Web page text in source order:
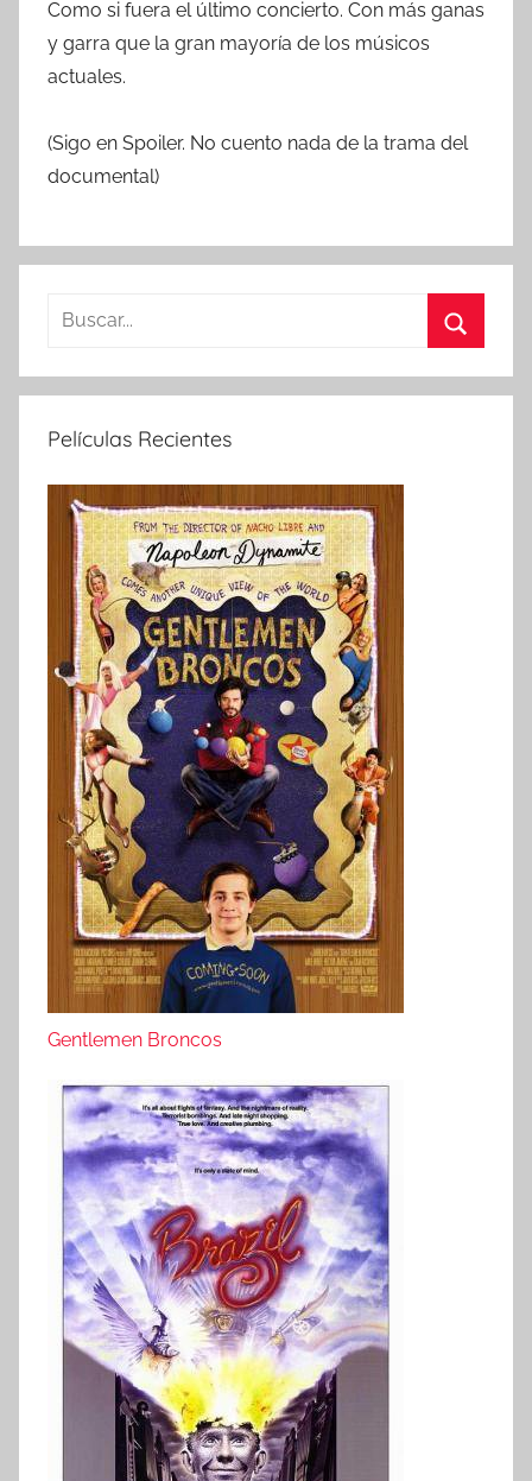
Como si fuera el último concierto. Con más ganas
y garra que la gran mayoría de los músicos
actuales.
(Sigo en Spoiler. No cuento nada de la trama del
documental)
s
a
u
Películas Recientes
Gentlemen Broncos